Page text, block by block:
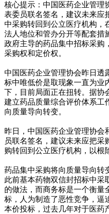
核心提示：中国医药企业管理
表委员联名签名，建议未来应
中采购转回到公立医疗机构，
法人地位和管办分开等配套措
政府主导的药品集中招标采购
采购权和定价权。
中国医药企业管理协会昨日透
标中唯低价是取现象一直为业
下，目前局面正在扭转。据协
建立药品质量综合评价体系工
向质量导向转变。
昨日，中国医药企业管理协会
员联名签名，建议未来应把采
购转回到公立医疗机构，以根
药品集中采购将向质量导向转
此前基本药物双信封招标中采
的做法，而商务标是一个衡量
标，人为制造了恶性竞争，逼
本价投标，过去几年对于医药